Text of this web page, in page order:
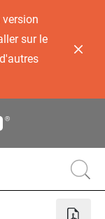
sur le